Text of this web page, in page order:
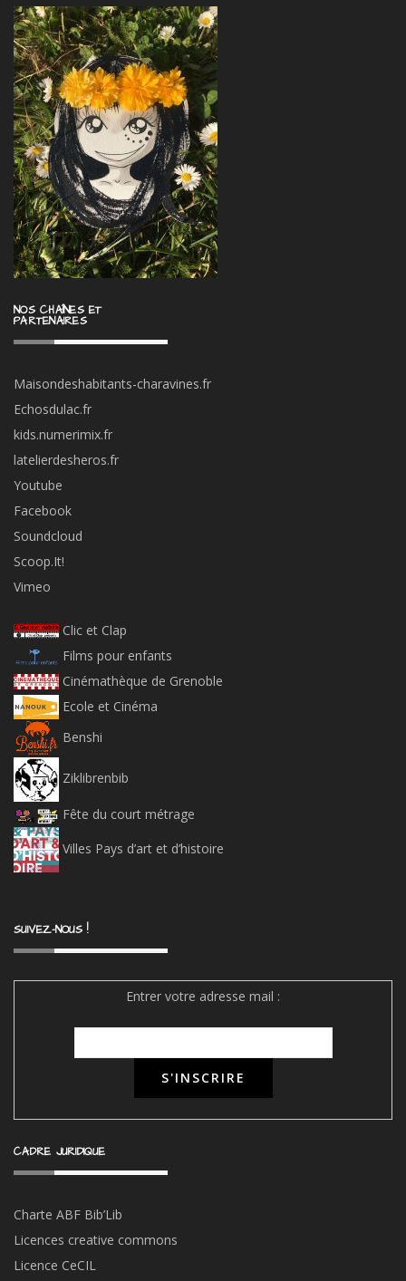
NOS CHAÎNES ET
PARTENAIRES
Maisondeshabitants-charavines.fr
Echosdulac.fr
kids.numerimix.fr
latelierdesheros.fr
Youtube
Facebook
Soundcloud
Scoop.It!
Vimeo
Clic et Clap
Films pour enfants
Cinémathèque de Grenoble
Ecole et Cinéma
Benshi
Ziklibrenbib
Fête du court métrage
Villes Pays d’art et d’histoire
SUIVEZ-NOUS !
Entrer votre adresse mail :
CADRE JURIDIQUE
Charte ABF Bib’Lib
Licences creative commons
Licence CeCIL